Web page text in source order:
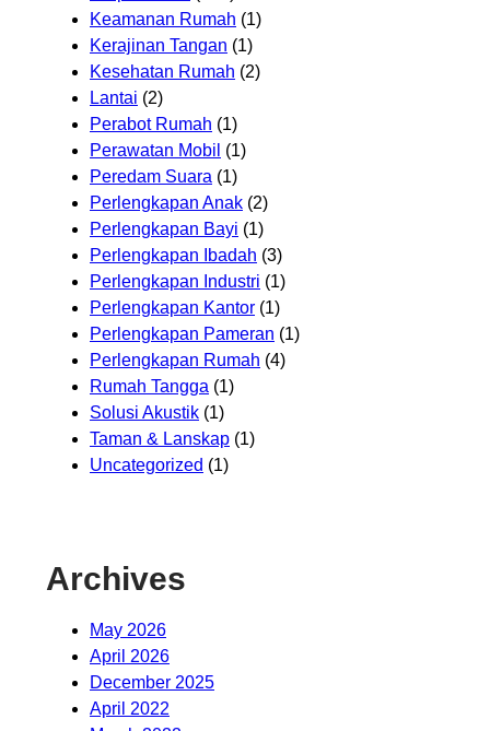
Keamanan Rumah (1)
Kerajinan Tangan (1)
Kesehatan Rumah (2)
Lantai (2)
Perabot Rumah (1)
Perawatan Mobil (1)
Peredam Suara (1)
Perlengkapan Anak (2)
Perlengkapan Bayi (1)
Perlengkapan Ibadah (3)
Perlengkapan Industri (1)
Perlengkapan Kantor (1)
Perlengkapan Pameran (1)
Perlengkapan Rumah (4)
Rumah Tangga (1)
Solusi Akustik (1)
Taman & Lanskap (1)
Uncategorized (1)
Archives
May 2026
April 2026
December 2025
April 2022